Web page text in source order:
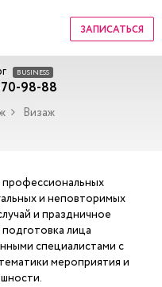
ЗАПИСАТЬСЯ
BUSINESS
98-88
Визаж
профессиональных
и неповторимых
и праздничное
лица
специалистами с
мероприятия и